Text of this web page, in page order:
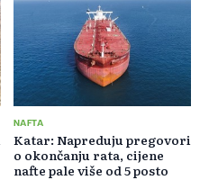
NAFTA
Katar: Napreduju pregovori
o okončanju rata, cijene
nafte pale više od 5 posto